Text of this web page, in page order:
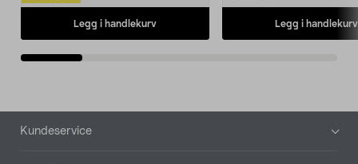
Legg i handlekurv Legg i handlekurv
Bunntekst
Kundeservice